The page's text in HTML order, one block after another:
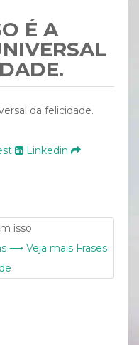
É A
da felicidade.
Linkedin
isso
⟶ Veja mais Frases